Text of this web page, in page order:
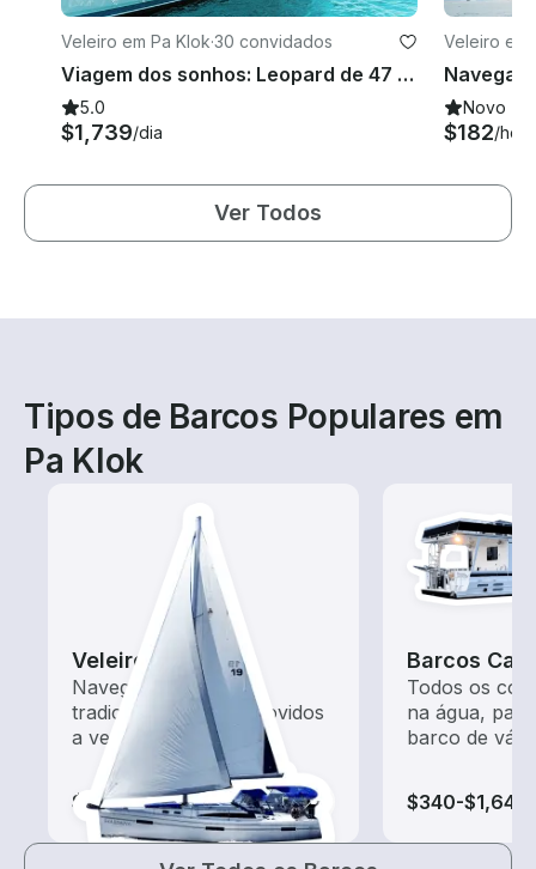
Veleiro em Pa Klok·30 convidados
Viagem dos sonhos: Leopard de 47 pés
5.0
$1,739/dia
Veleiro em
Novo
$182/hora
Ver Todos
Tipos de Barcos Populares em
Pa Klok
Veleiros
Navegue com estes
tradicionais barcos movidos
a vento
$155-$1,485
Barcos
Todos os
na água,
barco de
$340-$1,645